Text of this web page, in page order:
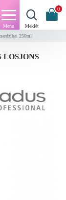
0
250ml
LOSJONS